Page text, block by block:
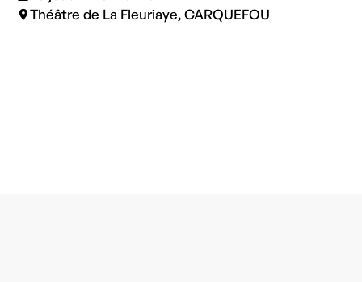
Théâtre de La Fleuriaye, CARQUEFOU